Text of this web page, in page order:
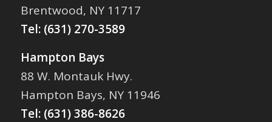
Brentwood, NY 11717
Tel: (631) 270-3589
Hampton Bays
88 W. Montauk Hwy.
Hampton Bays, NY 11946
Tel: (631) 386-8626